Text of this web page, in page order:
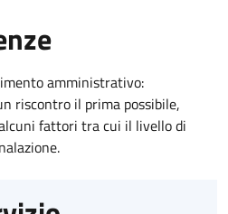
amministrativo:
riscontro il prima possibile,
fattori tra cui il livello di